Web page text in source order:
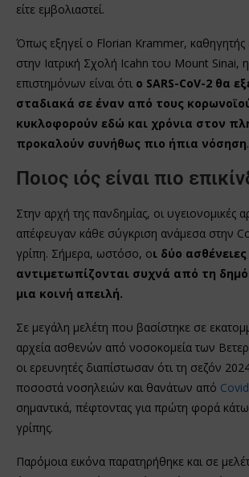
είτε εμβολιαστεί.
Όπως εξηγεί ο Florian Krammer, καθηγητής
στην Ιατρική Σχολή Icahn του Mount Sinai,
επιστημόνων είναι ότι ο SARS-CoV-2 θα
σταδιακά σε έναν από τους
κυκλοφορούν εδώ και χρόνια στον
προκαλούν συνήθως πιο ήπια νόσηση.
Ποιος ιός είναι πιο
Στην αρχή της πανδημίας, οι υγειονομικές
απέφευγαν κάθε σύγκριση ανάμεσα στην
γρίπη. Σήμερα, ωστόσο, οι δύο ασθένειες
αντιμετωπίζονται συχνά από τη
μια κοινή απειλή.
Σε μεγάλη μελέτη που βασίστηκε σε
αρχεία ασθενών από νοσοκομεία των
οι ερευνητές διαπίστωσαν ότι τη σεζόν
ποσοστά νοσηλειών και θανάτων από
σημαντικά, πέφτοντας για πρώτη φορά
γρίπης.
Παρόμοια εικόνα παρατηρήθηκε και σε